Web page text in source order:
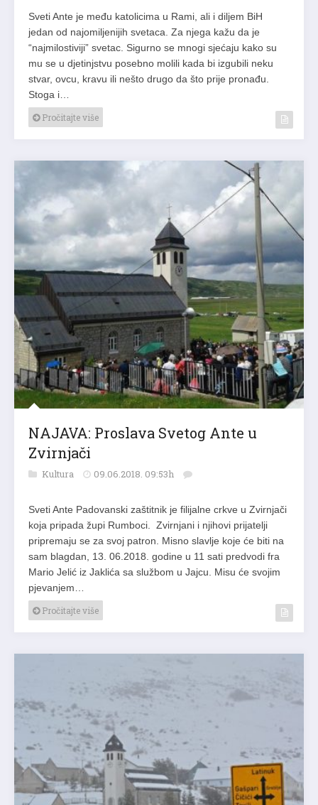
Sveti Ante je među katolicima u Rami, ali i diljem BiH
jedan od najomiljenijih svetaca. Za njega kažu da je
“najmilostiviji” svetac. Sigurno se mnogi sjećaju kako su
mu se u djetinjstvu posebno molili kada bi izgubili neku
stvar, ovcu, kravu ili nešto drugo da što prije pronađu.
Stoga i…
Pročitajte više
NAJAVA: Proslava Svetog Ante u
Zvirnjači
Kultura 09.06.2018. 09:53h
Sveti Ante Padovanski zaštitnik je filijalne crkve u Zvirnjači
koja pripada župi Rumboci. Zvirnjani i njihovi prijatelji
pripremaju se za svoj patron. Misno slavlje koje će biti na
sam blagdan, 13. 06.2018. godine u 11 sati predvodi fra
Mario Jelić iz Jaklića sa službom u Jajcu. Misu će svojim
pjevanjem…
Pročitajte više